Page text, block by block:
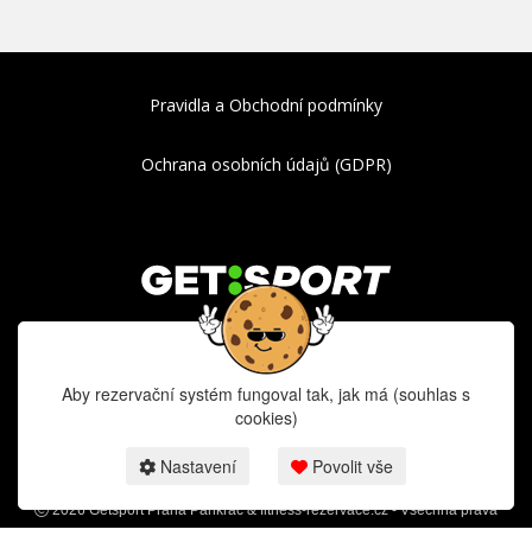
Pravidla a Obchodní podmínky
Ochrana osobních údajů (GDPR)
Běžecké tréninky - RunLab analýza
2026 Getsport Praha Pankrác & fitness-rezervace.cz - Všechna práva
Aby rezervační systém fungoval tak, jak má (souhlas s
cookies)
Nastavení Povolit vše